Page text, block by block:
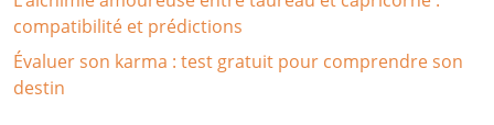
compatibilité et prédictions
Évaluer son karma : test gratuit pour comprendre son
destin